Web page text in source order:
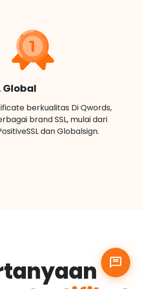
Global
berkualitas Di Qwords,
brand SSL, mulai dari
dan Globalsign.